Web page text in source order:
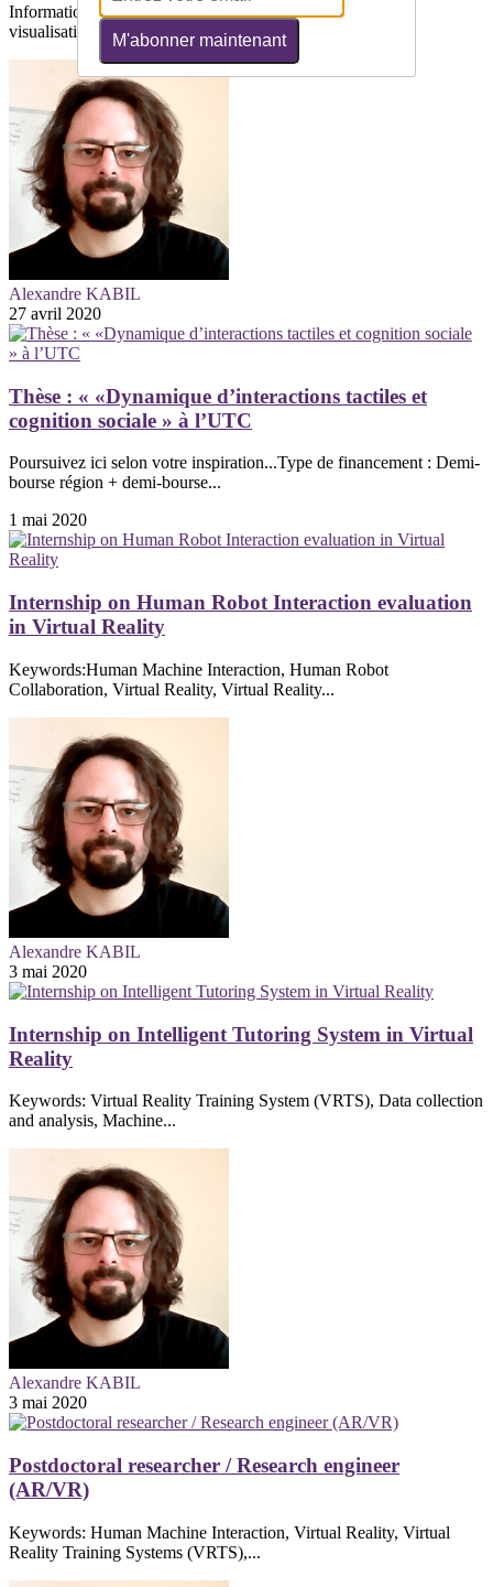
Informations généralesThème/Domaine : Interaction et
visualisationInstrumentation et...
Alexandre KABIL
27 avril 2020
Thèse : « «Dynamique d’interactions tactiles et
cognition sociale » à l’UTC
Poursuivez ici selon votre inspiration...Type de financement : Demi-
bourse région + demi-bourse...
1 mai 2020
Internship on Human Robot Interaction evaluation
in Virtual Reality
Keywords:Human Machine Interaction, Human Robot
Collaboration, Virtual Reality, Virtual Reality...
Alexandre KABIL
3 mai 2020
Internship on Intelligent Tutoring System in Virtual
Reality
Keywords: Virtual Reality Training System (VRTS), Data collection
and analysis, Machine...
Alexandre KABIL
3 mai 2020
Postdoctoral researcher / Research engineer
(AR/VR)
Keywords: Human Machine Interaction, Virtual Reality, Virtual
Reality Training Systems (VRTS),...
M'abonner maintenant